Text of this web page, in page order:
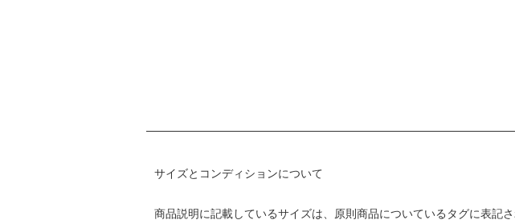
サイズとコンディションについて
商品説明に記載しているサイズは、原則商品についているタグに表記